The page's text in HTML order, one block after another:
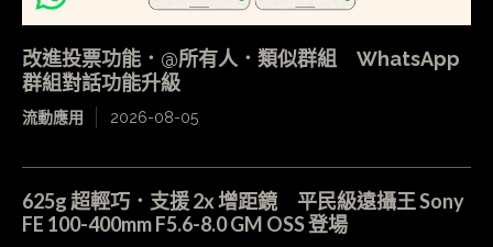
改進投票功能．@所有人．類似群組 WhatsApp
群組對話功能升級
流動應用 2026-08-05
625g 超輕巧．支援 2x 增距鏡 平民級遠攝王 Sony
FE 100-400mm F5.6-8.0 GM OSS 登場